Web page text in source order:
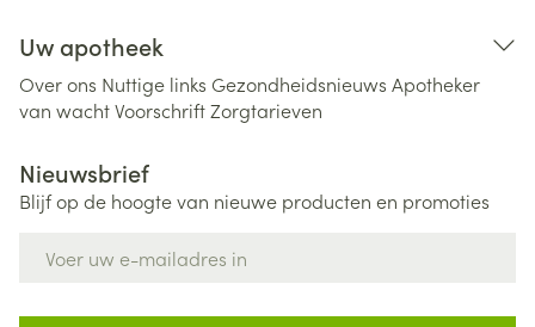
Uw apotheek
Over ons Nuttige links Gezondheidsnieuws Apotheker
van wachtVoorschriftZorgtarieven
Nieuwsbrief
Blijf op de hoogte van nieuwe producten en promoties